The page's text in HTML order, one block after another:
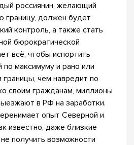
россиянин, желающий
границу, должен будет
контроль, а также стать
бюрократической
всё, чтобы испортить
по максимуму и рано или
границы, чем навредит по
своим гражданам, миллионы
в РФ на заработки.
опыт Северной и
известно, даже близкие
получить возможности